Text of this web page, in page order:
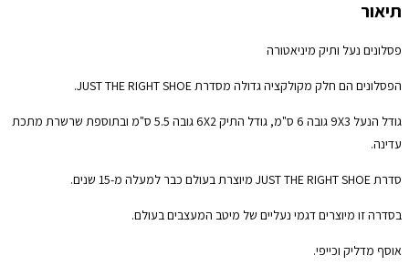
תיאור
פסלונים נעל ותיק מיניאטורה
הפסלונים הם חלק מקולקציה גדולה מסדרת JUST THE RIGHT SHOE.
גודל הנעל 9X3 גובה 6 ס"מ, גודל התיק 6X2 גובה 5.5 ס"מ ובתוספת שרשרת מתכת
עדינה.
סדרת JUST THE RIGHT SHOE מיוצרת בעולם כבר למעלה מ-15 שנים.
בסדרה זו מיוצרים דגמי נעליים של מיטב המעצבים בעולם.
אוסף מדליק וכייפי.